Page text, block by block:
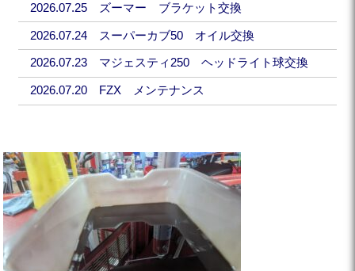
2026.07.25 ズーマー ブラケット交換
2026.07.24 スーパーカブ50 オイル交換
2026.07.23 マジェスティ250 ヘッドライト球交換
2026.07.20 FZX メンテナンス